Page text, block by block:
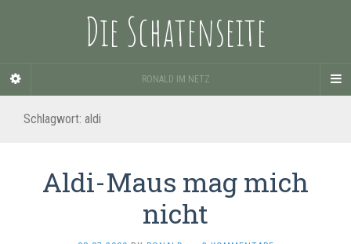
Die Schatenseite
RONALD IM NETZ
Schlagwort: aldi
Aldi-Maus mag mich
nicht